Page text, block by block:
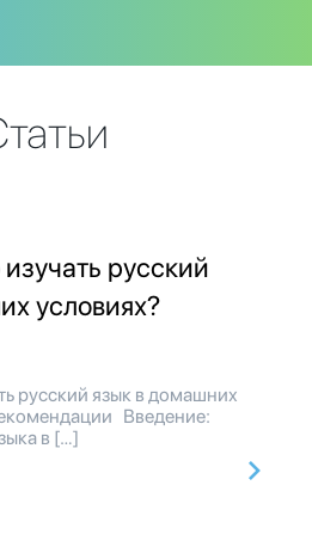
русский
условиях?
русский язык в домашних
Введение:
в […]